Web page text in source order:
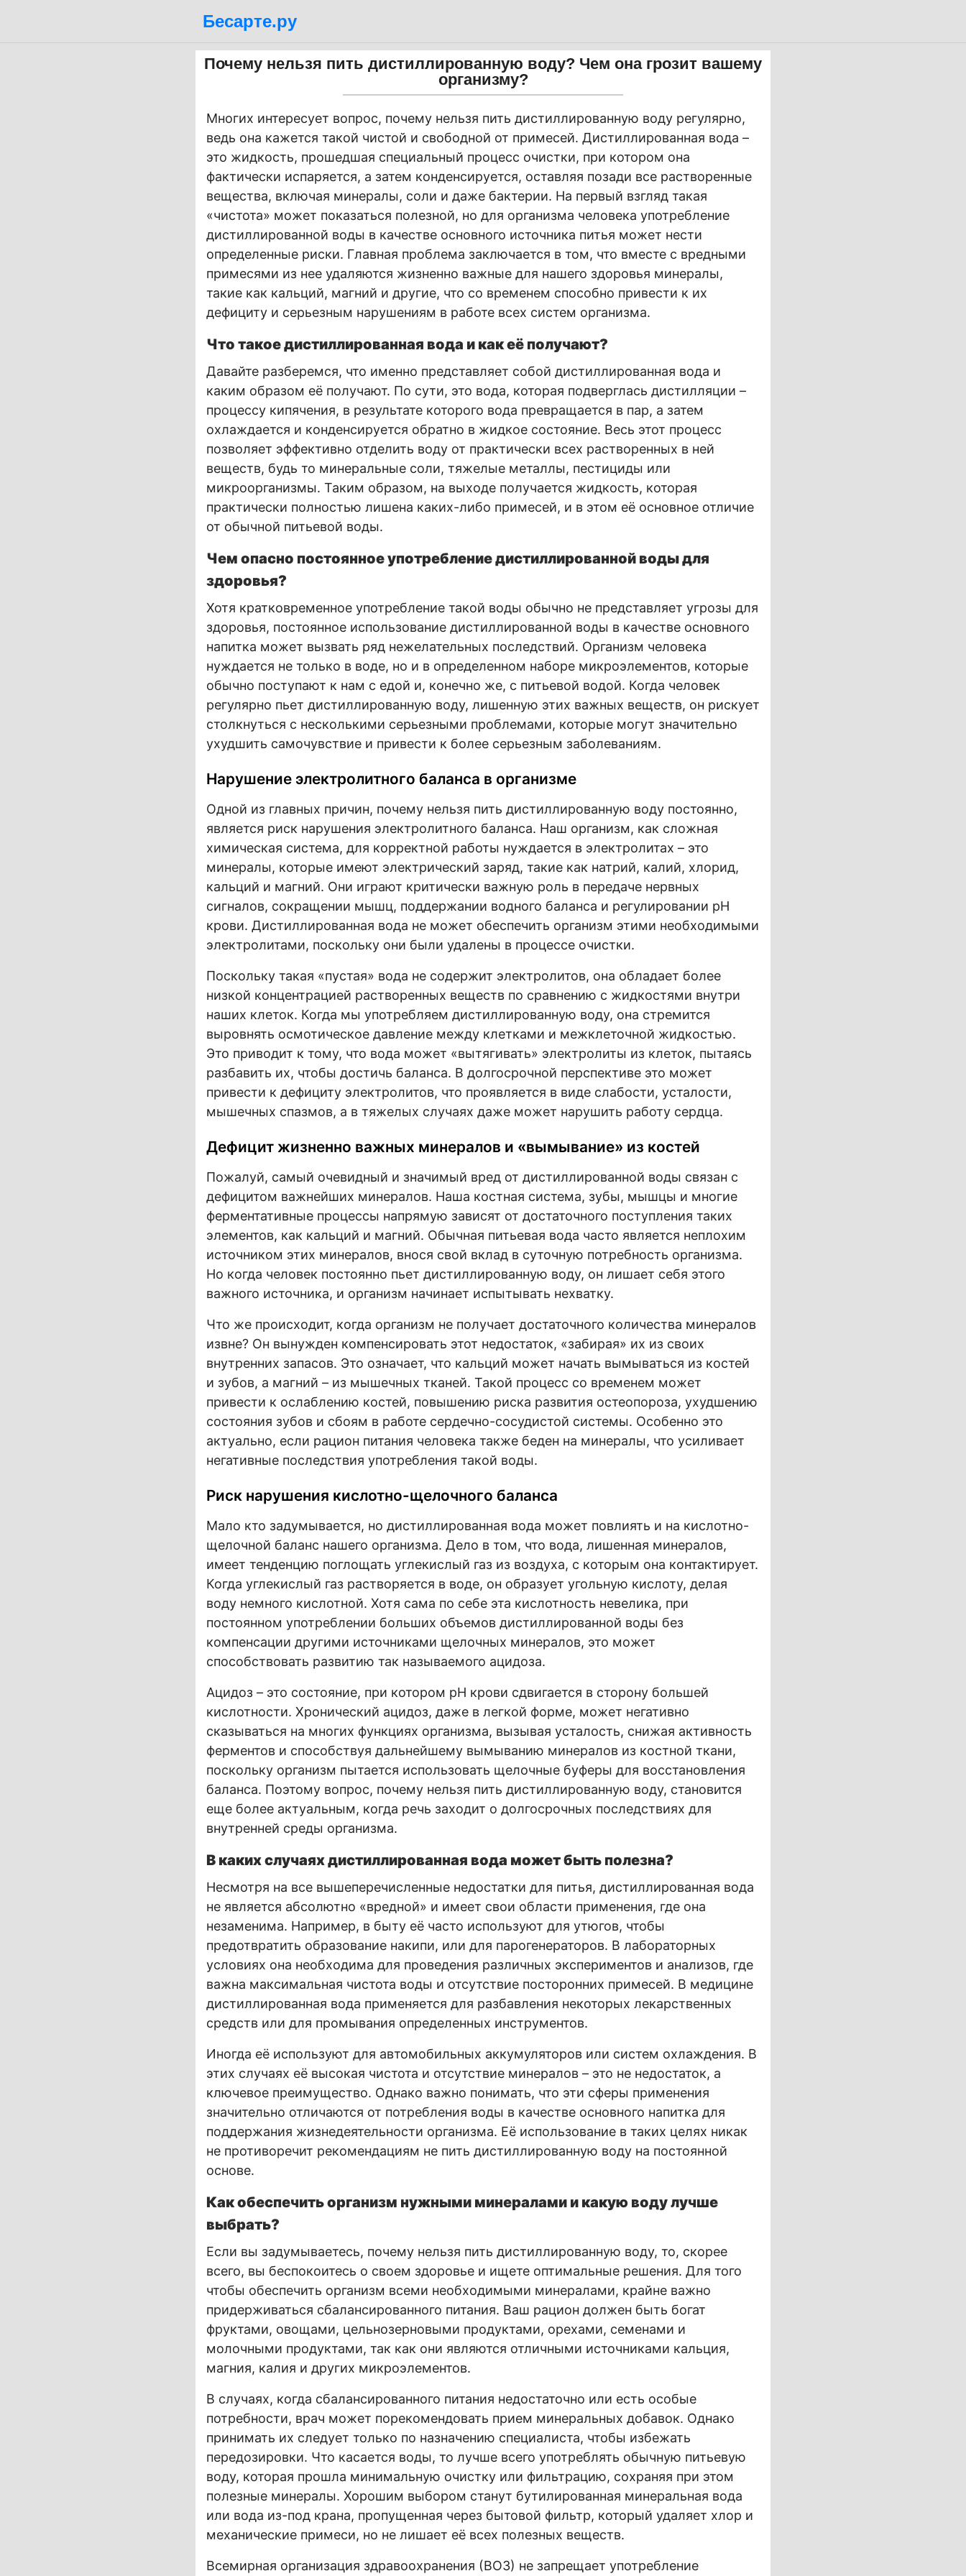
Бесарте.ру
Почему нельзя пить дистиллированную воду? Чем она грозит вашему
организму?
Многих интересует вопрос, почему нельзя пить дистиллированную воду регулярно,
ведь она кажется такой чистой и свободной от примесей. Дистиллированная вода –
это жидкость, прошедшая специальный процесс очистки, при котором она
фактически испаряется, а затем конденсируется, оставляя позади все растворенные
вещества, включая минералы, соли и даже бактерии. На первый взгляд такая
«чистота» может показаться полезной, но для организма человека употребление
дистиллированной воды в качестве основного источника питья может нести
определенные риски. Главная проблема заключается в том, что вместе с вредными
примесями из нее удаляются жизненно важные для нашего здоровья минералы,
такие как кальций, магний и другие, что со временем способно привести к их
дефициту и серьезным нарушениям в работе всех систем организма.
Что такое дистиллированная вода и как её получают?
Давайте разберемся, что именно представляет собой дистиллированная вода и
каким образом её получают. По сути, это вода, которая подверглась дистилляции –
процессу кипячения, в результате которого вода превращается в пар, а затем
охлаждается и конденсируется обратно в жидкое состояние. Весь этот процесс
позволяет эффективно отделить воду от практически всех растворенных в ней
веществ, будь то минеральные соли, тяжелые металлы, пестициды или
микроорганизмы. Таким образом, на выходе получается жидкость, которая
практически полностью лишена каких-либо примесей, и в этом её основное отличие
от обычной питьевой воды.
Чем опасно постоянное употребление дистиллированной воды для
здоровья?
Хотя кратковременное употребление такой воды обычно не представляет угрозы для
здоровья, постоянное использование дистиллированной воды в качестве основного
напитка может вызвать ряд нежелательных последствий. Организм человека
нуждается не только в воде, но и в определенном наборе микроэлементов, которые
обычно поступают к нам с едой и, конечно же, с питьевой водой. Когда человек
регулярно пьет дистиллированную воду, лишенную этих важных веществ, он рискует
столкнуться с несколькими серьезными проблемами, которые могут значительно
ухудшить самочувствие и привести к более серьезным заболеваниям.
Нарушение электролитного баланса в организме
Одной из главных причин, почему нельзя пить дистиллированную воду постоянно,
является риск нарушения электролитного баланса. Наш организм, как сложная
химическая система, для корректной работы нуждается в электролитах – это
минералы, которые имеют электрический заряд, такие как натрий, калий, хлорид,
кальций и магний. Они играют критически важную роль в передаче нервных
сигналов, сокращении мышц, поддержании водного баланса и регулировании pH
крови. Дистиллированная вода не может обеспечить организм этими необходимыми
электролитами, поскольку они были удалены в процессе очистки.
Поскольку такая «пустая» вода не содержит электролитов, она обладает более
низкой концентрацией растворенных веществ по сравнению с жидкостями внутри
наших клеток. Когда мы употребляем дистиллированную воду, она стремится
выровнять осмотическое давление между клетками и межклеточной жидкостью.
Это приводит к тому, что вода может «вытягивать» электролиты из клеток, пытаясь
разбавить их, чтобы достичь баланса. В долгосрочной перспективе это может
привести к дефициту электролитов, что проявляется в виде слабости, усталости,
мышечных спазмов, а в тяжелых случаях даже может нарушить работу сердца.
Дефицит жизненно важных минералов и «вымывание» из костей
Пожалуй, самый очевидный и значимый вред от дистиллированной воды связан с
дефицитом важнейших минералов. Наша костная система, зубы, мышцы и многие
ферментативные процессы напрямую зависят от достаточного поступления таких
элементов, как кальций и магний. Обычная питьевая вода часто является неплохим
источником этих минералов, внося свой вклад в суточную потребность организма.
Но когда человек постоянно пьет дистиллированную воду, он лишает себя этого
важного источника, и организм начинает испытывать нехватку.
Что же происходит, когда организм не получает достаточного количества минералов
извне? Он вынужден компенсировать этот недостаток, «забирая» их из своих
внутренних запасов. Это означает, что кальций может начать вымываться из костей
и зубов, а магний – из мышечных тканей. Такой процесс со временем может
привести к ослаблению костей, повышению риска развития остеопороза, ухудшению
состояния зубов и сбоям в работе сердечно-сосудистой системы. Особенно это
актуально, если рацион питания человека также беден на минералы, что усиливает
негативные последствия употребления такой воды.
Риск нарушения кислотно-щелочного баланса
Мало кто задумывается, но дистиллированная вода может повлиять и на кислотно-
щелочной баланс нашего организма. Дело в том, что вода, лишенная минералов,
имеет тенденцию поглощать углекислый газ из воздуха, с которым она контактирует.
Когда углекислый газ растворяется в воде, он образует угольную кислоту, делая
воду немного кислотной. Хотя сама по себе эта кислотность невелика, при
постоянном употреблении больших объемов дистиллированной воды без
компенсации другими источниками щелочных минералов, это может
способствовать развитию так называемого ацидоза.
Ацидоз – это состояние, при котором pH крови сдвигается в сторону большей
кислотности. Хронический ацидоз, даже в легкой форме, может негативно
сказываться на многих функциях организма, вызывая усталость, снижая активность
ферментов и способствуя дальнейшему вымыванию минералов из костной ткани,
поскольку организм пытается использовать щелочные буферы для восстановления
баланса. Поэтому вопрос, почему нельзя пить дистиллированную воду, становится
еще более актуальным, когда речь заходит о долгосрочных последствиях для
внутренней среды организма.
В каких случаях дистиллированная вода может быть полезна?
Несмотря на все вышеперечисленные недостатки для питья, дистиллированная вода
не является абсолютно «вредной» и имеет свои области применения, где она
незаменима. Например, в быту её часто используют для утюгов, чтобы
предотвратить образование накипи, или для парогенераторов. В лабораторных
условиях она необходима для проведения различных экспериментов и анализов, где
важна максимальная чистота воды и отсутствие посторонних примесей. В медицине
дистиллированная вода применяется для разбавления некоторых лекарственных
средств или для промывания определенных инструментов.
Иногда её используют для автомобильных аккумуляторов или систем охлаждения. В
этих случаях её высокая чистота и отсутствие минералов – это не недостаток, а
ключевое преимущество. Однако важно понимать, что эти сферы применения
значительно отличаются от потребления воды в качестве основного напитка для
поддержания жизнедеятельности организма. Её использование в таких целях никак
не противоречит рекомендациям не пить дистиллированную воду на постоянной
основе.
Как обеспечить организм нужными минералами и какую воду лучше
выбрать?
Если вы задумываетесь, почему нельзя пить дистиллированную воду, то, скорее
всего, вы беспокоитесь о своем здоровье и ищете оптимальные решения. Для того
чтобы обеспечить организм всеми необходимыми минералами, крайне важно
придерживаться сбалансированного питания. Ваш рацион должен быть богат
фруктами, овощами, цельнозерновыми продуктами, орехами, семенами и
молочными продуктами, так как они являются отличными источниками кальция,
магния, калия и других микроэлементов.
В случаях, когда сбалансированного питания недостаточно или есть особые
потребности, врач может порекомендовать прием минеральных добавок. Однако
принимать их следует только по назначению специалиста, чтобы избежать
передозировки. Что касается воды, то лучше всего употреблять обычную питьевую
воду, которая прошла минимальную очистку или фильтрацию, сохраняя при этом
полезные минералы. Хорошим выбором станут бутилированная минеральная вода
или вода из-под крана, пропущенная через бытовой фильтр, который удаляет хлор и
механические примеси, но не лишает её всех полезных веществ.
Всемирная организация здравоохранения (ВОЗ) не запрещает употребление